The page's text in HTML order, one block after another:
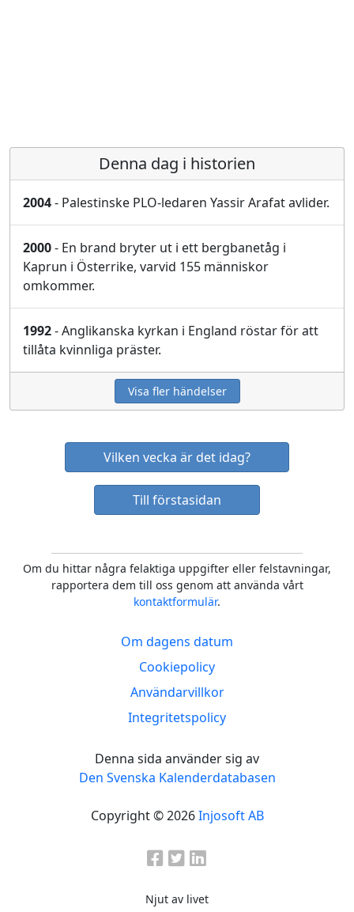
Denna dag i historien
2004- Palestinske PLO-ledaren Yassir Arafat avlider.
2000- En brand bryter ut i ett bergbanetåg i
Kaprun i Österrike, varvid 155 människor
omkommer.
1992- Anglikanska kyrkan i England röstar för att
tillåta kvinnliga präster.
Visa fler händelser
Vilken vecka är det idag?
Till förstasidan
Om du hittar några felaktiga uppgifter eller felstavningar,
rapportera dem till oss genom att använda vårt
kontaktformulär.
Om dagens datum
Cookiepolicy
Användarvillkor
Integritetspolicy
Denna sida använder sig av
Den Svenska Kalenderdatabasen
Copyright © 2026Injosoft AB
Njut av livet